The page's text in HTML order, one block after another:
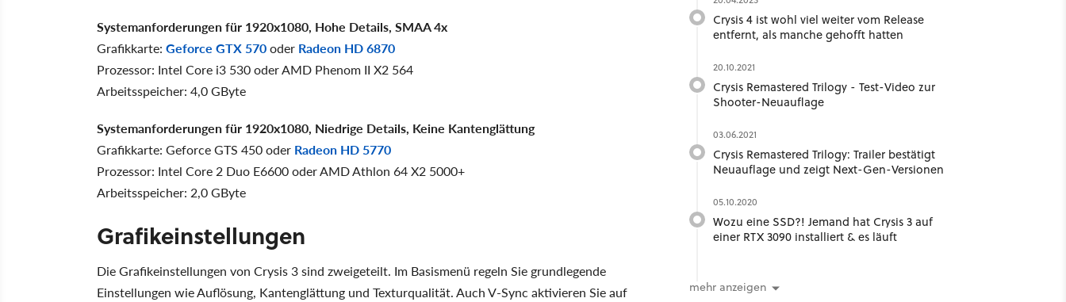
Systemanforderungen für 1920x1080, Hohe Details, SMAA 4x
Grafikkarte: Geforce GTX 570oder Radeon HD 6870
Prozessor: Intel Core i3 530 oder AMD Phenom II X2 564
Arbeitsspeicher: 4,0 GByte
Systemanforderungen für 1920x1080, Niedrige Details, Keine Kantenglättung
Grafikkarte: Geforce GTS 450 oder Radeon HD 5770
Prozessor: Intel Core 2 Duo E6600 oder AMD Athlon 64 X2 5000+
Arbeitsspeicher: 2,0 GByte
Grafikeinstellungen
Die Grafikeinstellungen von Crysis 3 sind zweigeteilt. Im Basismenü regeln Sie grundlegende
Einstellungen wie Auflösung, Kantenglättung und Texturqualität. Auch V-Sync aktivieren Sie auf
Crysis 4 ist wohl viel weiter vom Release
entfernt, als manche gehofft hatten
20.10.2021
Crysis Remastered Trilogy - Test-Video zur
Shooter-Neuauflage
03.06.2021
Crysis Remastered Trilogy: Trailer bestätigt
Neuauflage und zeigt Next-Gen-Versionen
05.10.2020
Wozu eine SSD?! Jemand hat Crysis 3 auf
einer RTX 3090 installiert & es läuft
mehr anzeigen